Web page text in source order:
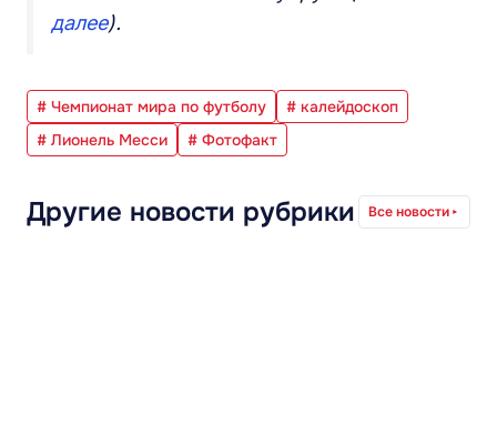
далее).
# Чемпионат мира по футболу
# калейдоскоп
# Лионель Месси
# Фотофакт
Другие новости рубрики Все новости